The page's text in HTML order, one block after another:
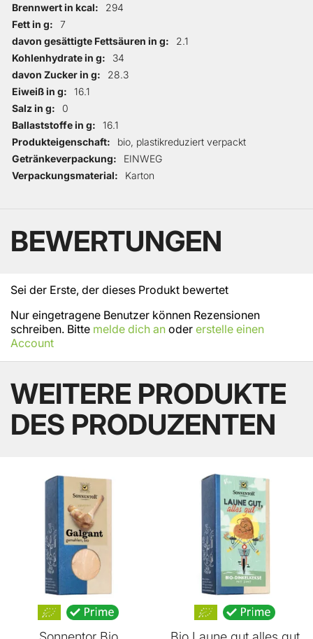
Brennwert in kcal
294
Fett in g
7
davon gesättigte Fettsäuren in g
2.1
Kohlenhydrate in g
34
davon Zucker in g
28.3
Eiweiß in g
16.1
Salz in g
0
Ballaststoffe in g
16.1
Produkteigenschaft
bio, plastikreduziert verpackt
Getränkeverpackung
EINWEG
Verpackungsmaterial
Karton
BEWERTUNGEN
Sei der Erste, der dieses Produkt bewertet
Nur eingetragene Benutzer können Rezensionen
schreiben. Bitte melde dich an oder erstelle einen
Account
WEITERE PRODUKTE
DES PRODUZENTEN